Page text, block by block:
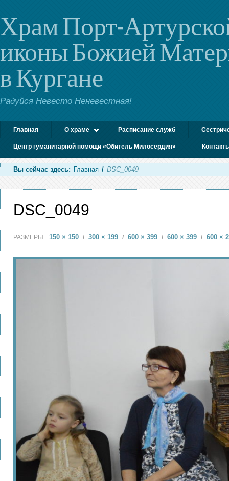
Храм Порт-
иконы Божией
в Кургане
Радуйся Невесто Неневестная!
Главная О храме Расписание служб
Центр гуманитарной помощи «Обитель Милосердия»
Вы сейчас здесь: Главная / DSC_0049
DSC_0049
РАЗМЕРЫ: 150 × 150 / 300 × 199 / 600 × 399 / 600 × 399 / 600 ×